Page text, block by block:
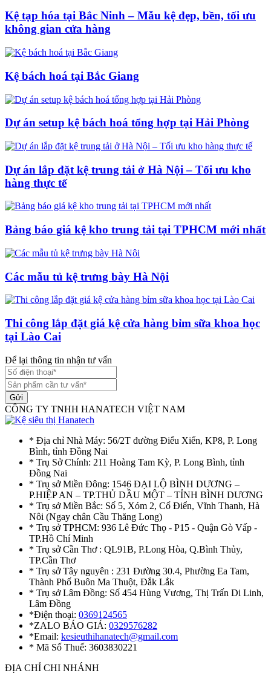
Kệ tạp hóa tại Bắc Ninh – Mẫu kệ đẹp, bền, tối ưu
không gian cửa hàng
Kệ bách hoá tại Bắc Giang
Dự án setup kệ bách hoá tổng hợp tại Hải Phòng
Dự án lắp đặt kệ trung tải ở Hà Nội – Tối ưu kho
hàng thực tế
Bảng báo giá kệ kho trung tải tại TPHCM mới nhất
Các mẫu tủ kệ trưng bày Hà Nội
Thi công lắp đặt giá kệ cửa hàng bỉm sữa khoa học
tại Lào Cai
Để lại thông tin nhận tư vấn
Gửi
CÔNG TY TNHH HANATECH VIỆT NAM
* Địa chỉ Nhà Máy: 56/2T đường Điểu Xiển, KP8, P. Long
Bình, tỉnh Đồng Nai
* Trụ Sở Chính: 211 Hoàng Tam Kỳ, P. Long Bình, tỉnh
Đồng Nai
* Trụ sở Miền Đông: 1546 ĐẠI LỘ BÌNH DƯƠNG –
P.HIỆP AN – TP.THỦ DẦU MỘT – TỈNH BÌNH DƯƠNG
* Trụ sở Miền Bắc: Số 5, Xóm 2, Cổ Điển, Vĩnh Thanh, Hà
Nôi (Ngay chân Cầu Thăng Long)
* Trụ sở TPHCM: 936 Lê Đức Thọ - P15 - Quận Gò Vấp -
TP.Hồ Chí Minh
* Trụ sở Cần Thơ : QL91B, P.Long Hòa, Q.Bình Thủy,
TP.Cần Thơ
* Trụ sở Tây nguyên : 231 Đường 30.4, Phường Ea Tam,
Thành Phố Buôn Ma Thuột, Đắk Lắk
* Trụ sở Lâm Đồng: Số 454 Hùng Vương, Thị Trấn Di Linh,
Lâm Đồng
*Điện thoại: 0369124565
*ZALO BÁO GIÁ: 0329576282
*Email: kesieuthihanatech@gmail.com
* Mã Số Thuế: 3603830221
ĐỊA CHỈ CHI NHÁNH